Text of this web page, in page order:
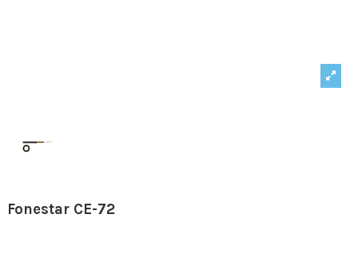
Fonestar CE-72